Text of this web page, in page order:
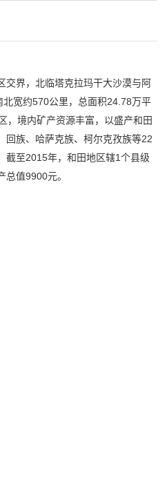
交界，北临塔克拉玛干大沙漠与阿
宽约570公里，总面积24.78万平
，境内矿产资源丰富，以盛产和田
回族、哈萨克族、柯尔克孜族等22
截至2015年，和田地区辖1个县级
值9900元。